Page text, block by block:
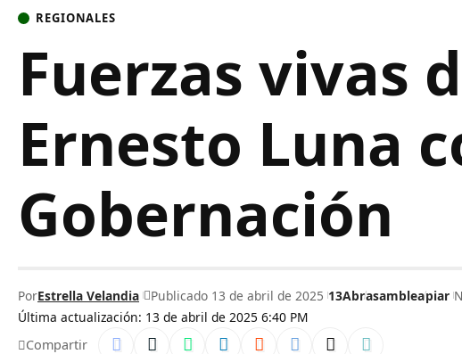
REGIONALES
Fuerzas vivas
Ernesto Luna
Gobernación
Última actualización: 13 de abril de 2025 6:40 PM
PorEstrella Velandia Publicado 13 de abril de 2025 13Abrasambleapiar
Compartir